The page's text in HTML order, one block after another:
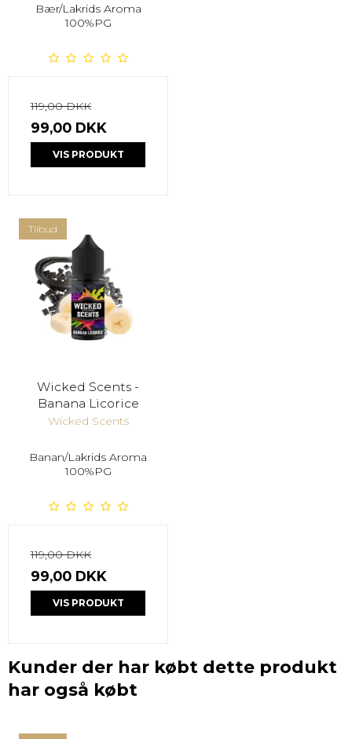
Bær/Lakrids Aroma
100%PG
119,00 DKK
99,00 DKK
VIS PRODUKT
Tilbud
Wicked Scents -
Banana Licorice
Wicked Scents
Banan/Lakrids Aroma
100%PG
119,00 DKK
99,00 DKK
VIS PRODUKT
Kunder der har købt dette produkt
har også købt